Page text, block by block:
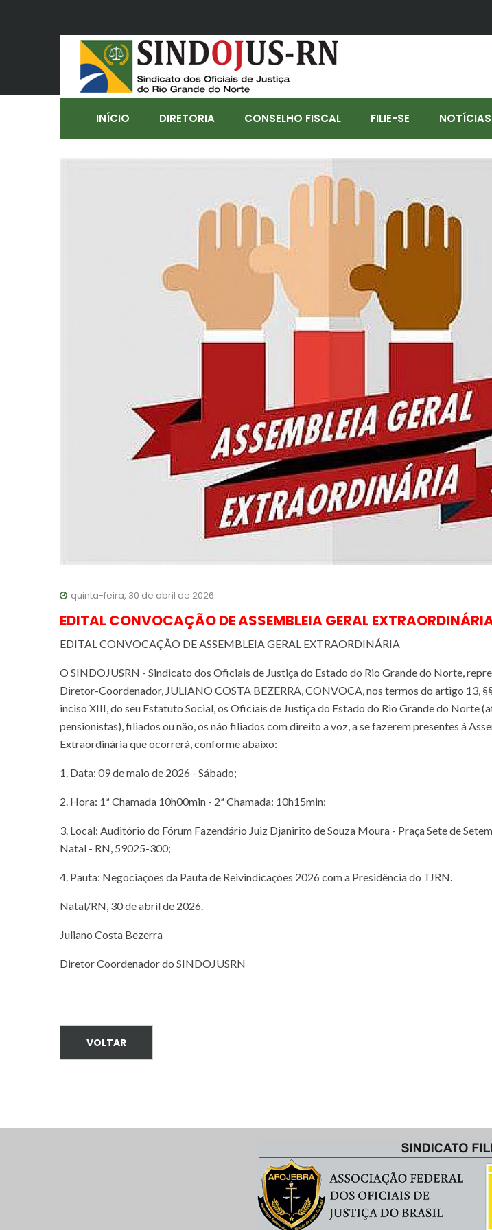
INÍCIO DIRETORIA CONSELHO FISCAL FILIE-SE NOTÍCIAS
quinta-feira, 30 de abril de 2026.
EDITAL CONVOCAÇÃO DE ASSEMBLEIA GERAL
EDITAL CONVOCAÇÃO DE ASSEMBLEIA GERAL EXTRAORDINÁRIA
O SINDOJUSRN - Sindicato dos Oficiais de Justiça do Estado do Rio Grande do Norte,
Diretor-Coordenador, JULIANO COSTA BEZERRA, CONVOCA, nos termos do artigo 13,
inciso XIII, do seu Estatuto Social, os Oficiais de Justiça do Estado do Rio Grande do Norte
pensionistas), filiados ou não, os não filiados com direito a voz, a se fazerem presentes à
Extraordinária que ocorrerá, conforme abaixo:
1. Data: 09 de maio de 2026 - Sábado;
2. Hora: 1ª Chamada 10h00min - 2ª Chamada: 10h15min;
3. Local: Auditório do Fórum Fazendário Juiz Djanirito de Souza Moura - Praça Sete de
Natal - RN, 59025-300;
4. Pauta: Negociações da Pauta de Reivindicações 2026 com a Presidência do TJRN.
Natal/RN, 30 de abril de 2026.
Juliano Costa Bezerra
Diretor Coordenador do SINDOJUSRN
VOLTAR